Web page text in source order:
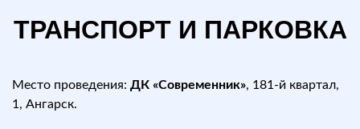
ТРАНСПОРТ И ПАРКОВКА
Место проведения: ДК «Современник», 181-й квартал,
1, Ангарск.